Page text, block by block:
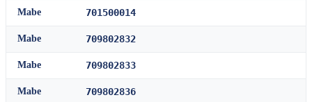
Mabe 701500014
Mabe 709802832
Mabe 709802833
Mabe 709802836